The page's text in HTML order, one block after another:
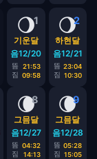
1
🌖
기운달
음12/20
뜸
21:53
짐 09:58
2
🌖
하현달
음12/21
뜸 23:04
짐 10:30
8
🌘
그믐달
음12/27
뜸 04:32
짐
14:13
9
🌘
그믐달
음12/28
뜸 05:28
짐 15:05